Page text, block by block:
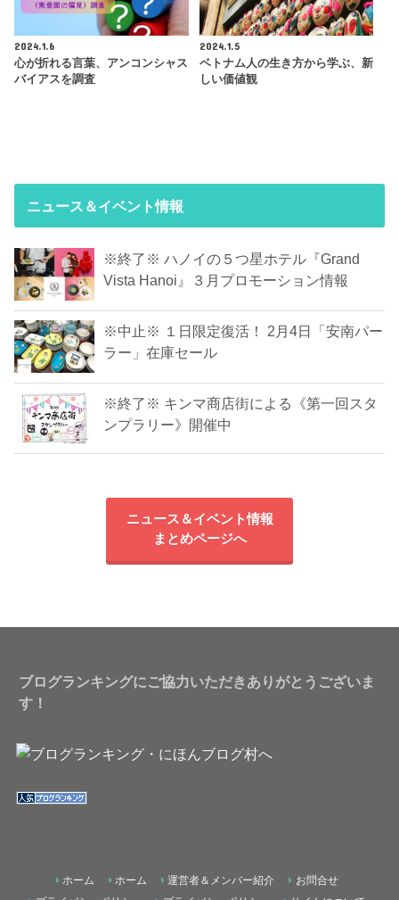
2024.1.6
心が折れる言葉、アンコンシャス
バイアスを調査
2024.1.5
ベトナム人の生き方から学ぶ、新
しい価値観
ニュース＆イベント情報
※終了※ ハノイの５つ星ホテル『Grand
Vista Hanoi』３月プロモーション情報
※中止※ １日限定復活！ 2月4日「安南パー
ラー」在庫セール
※終了※ キンマ商店街による《第一回スタ
ンプラリー》開催中
ニュース＆イベント情報
まとめページへ
ブログランキングにご協力いただきありがとうございま
す！
ホーム ホーム 運営者＆メンバー紹介
お問合せ